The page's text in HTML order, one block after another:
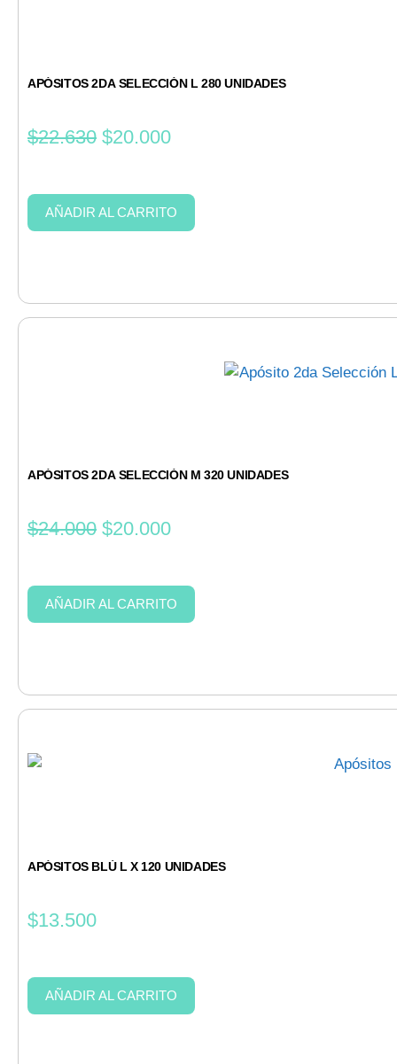
APÓSITOS 2DA SELECCIÓN L 280 UNIDADES
$22.630 $20.000
AÑADIR AL CARRITO
APÓSITOS 2DA SELECCIÓN M 320 UNIDADES
$24.000 $20.000
AÑADIR AL CARRITO
APÓSITOS BLÚ L X 120 UNIDADES
$13.500
AÑADIR AL CARRITO